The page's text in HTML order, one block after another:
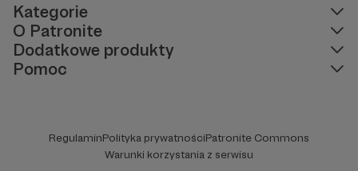
Kategorie
O Patronite
Dodatkowe produkty
Pomoc
RegulaminPolityka prywatnościPatronite Commons
Warunki korzystania z serwisu